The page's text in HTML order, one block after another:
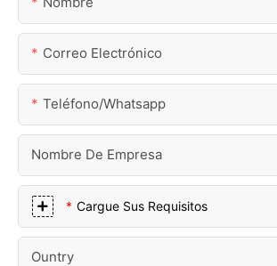
Correo Electrónico
Teléfono/whatsapp
Nombre De Empresa
Cargue Sus Requisitos
Ountry